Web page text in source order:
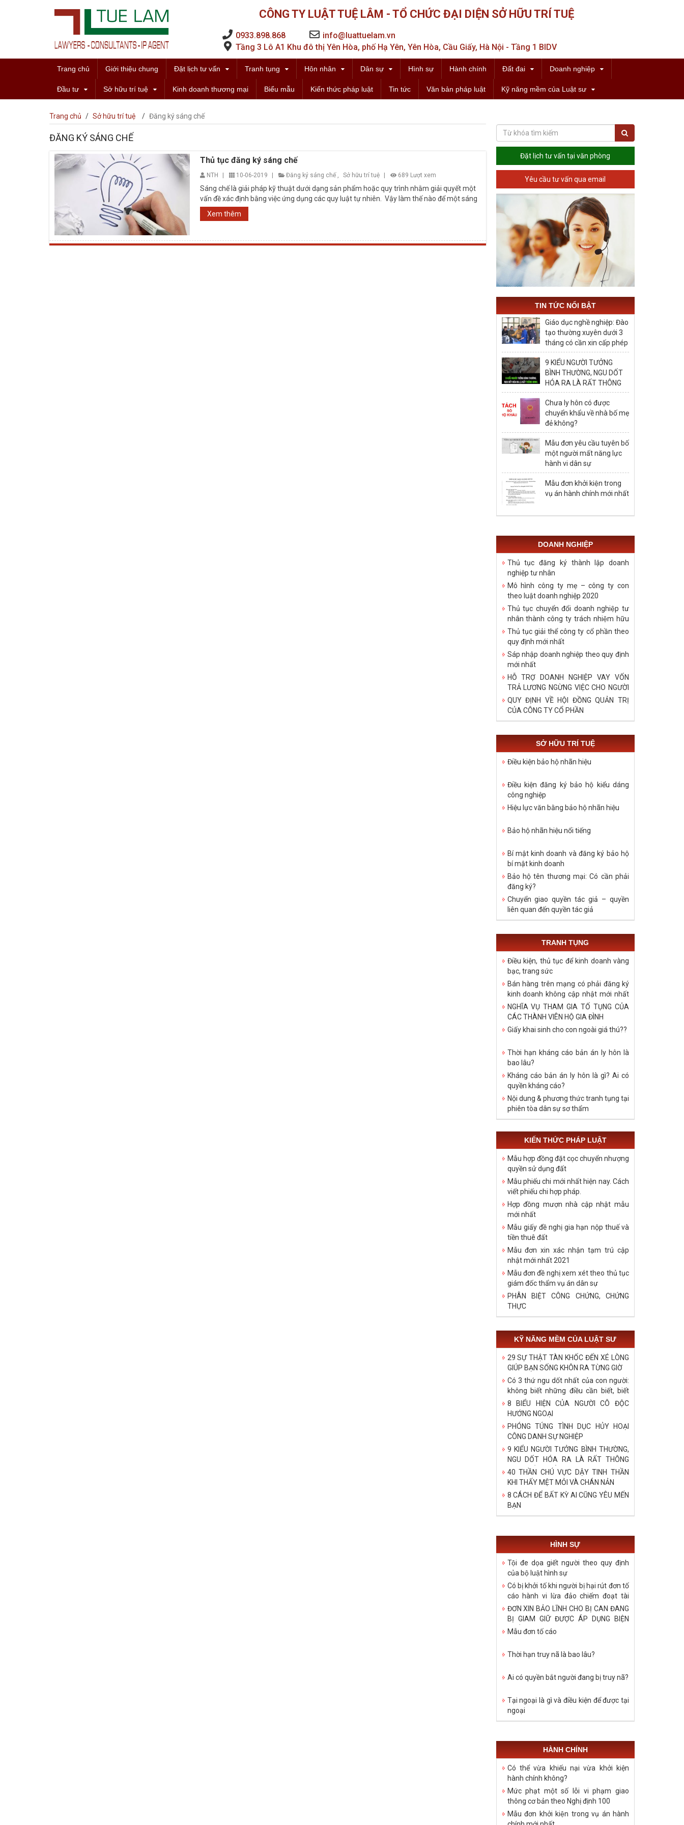
CÔNG TY LUẬT TUỆ LÂM - TỔ CHỨC ĐẠI DIỆN SỞ HỮU TRÍ TUỆ
0933.898.868
info@luattuelam.vn
Tầng 3 Lô A1 Khu đô thị Yên Hòa, phố Hạ Yên, Yên Hòa, Cầu Giấy, Hà Nội - Tầng 1 BIDV
Trang chủ Giới thiệu chung Đặt lịch tư vấn Tranh tụng Hôn nhân Dân sự Hình sự Hành chính Đất đai Doanh nghiệp
Đầu tư Sở hữu trí tuệ Kinh doanh thương mại Biểu mẫu Kiến thức pháp luật Tin tức Văn bản pháp luật Kỹ năng mềm của Luật sư
Trang chủ / Sở hữu trí tuệ / Đăng ký sáng chế
ĐĂNG KÝ SÁNG CHẾ
Thủ tục đăng ký sáng chế
NTH 10-06-2019 Đăng ký sáng chế , Sở hữu trí tuệ 689 Lượt xem
Sáng chế là giải pháp kỹ thuật dưới dạng sản phẩm hoặc quy trình nhằm giải quyết một
vấn đề xác định bằng việc ứng dụng các quy luật tự nhiên. Vậy làm thế nào để một sáng
chế được ...
Xem thêm
Đặt lịch tư vấn tại văn phòng
Yêu cầu tư vấn qua email
TIN TỨC NỔI BẬT
Giáo dục nghề nghiệp: Đào
tạo thường xuyên dưới 3
tháng có cần xin cấp phép
hay không?
9 KIỂU NGƯỜI TƯỞNG
BÌNH THƯỜNG, NGU DỐT
HÓA RA LÀ RẤT THÔNG
MINH, ĐÁNG ĐỂ HỌC TẬP
Chưa ly hôn có được
chuyển khẩu về nhà bố mẹ
đẻ không?
Mẫu đơn yêu cầu tuyên bố
một người mất năng lực
hành vi dân sự
Mẫu đơn khởi kiện trong
vụ án hành chính mới nhất
DOANH NGHIỆP
Thủ tục đăng ký thành lập doanh
nghiệp tư nhân
Mô hình công ty mẹ – công ty con
theo luật doanh nghiệp 2020
Thủ tục chuyển đổi doanh nghiệp tư
nhân thành công ty trách nhiệm hữu
hạn
Thủ tục giải thể công ty cổ phần theo
quy định mới nhất
Sáp nhập doanh nghiệp theo quy định
mới nhất
HỖ TRỢ DOANH NGHIỆP VAY VỐN
TRẢ LƯƠNG NGỪNG VIỆC CHO NGƯỜI
LAO ĐỘNG TRONG DỊCH COVID – 19
QUY ĐỊNH VỀ HỘI ĐỒNG QUẢN TRỊ
CỦA CÔNG TY CỔ PHẦN
SỞ HỮU TRÍ TUỆ
Điều kiện bảo hộ nhãn hiệu
Điều kiện đăng ký bảo hộ kiểu dáng
công nghiệp
Hiệu lực văn bằng bảo hộ nhãn hiệu
Bảo hộ nhãn hiệu nổi tiếng
Bí mật kinh doanh và đăng ký bảo hộ
bí mật kinh doanh
Bảo hộ tên thương mại: Có cần phải
đăng ký?
Chuyển giao quyền tác giả – quyền
liên quan đến quyền tác giả
TRANH TỤNG
Điều kiện, thủ tục để kinh doanh vàng
bạc, trang sức
Bán hàng trên mạng có phải đăng ký
kinh doanh không cập nhật mới nhất
năm 2021
NGHĨA VỤ THAM GIA TỐ TỤNG CỦA
CÁC THÀNH VIÊN HỘ GIA ĐÌNH
Giấy khai sinh cho con ngoài giá thú??
Thời hạn kháng cáo bản án ly hôn là
bao lâu?
Kháng cáo bản án ly hôn là gì? Ai có
quyền kháng cáo?
Nội dung & phương thức tranh tụng tại
phiên tòa dân sự sơ thẩm
KIẾN THỨC PHÁP LUẬT
Mẫu hợp đồng đặt cọc chuyển nhượng
quyền sử dụng đất
Mẫu phiếu chi mới nhất hiện nay. Cách
viết phiếu chi hợp pháp.
Hợp đồng mượn nhà cập nhật mẫu
mới nhất
Mẫu giấy đề nghị gia hạn nộp thuế và
tiền thuê đất
Mẫu đơn xin xác nhận tạm trú cập
nhật mới nhất 2021
Mẫu đơn đề nghị xem xét theo thủ tục
giám đốc thẩm vụ án dân sự
PHÂN BIỆT CÔNG CHỨNG, CHỨNG
THỰC
KỸ NĂNG MỀM CỦA LUẬT SƯ
29 SỰ THẬT TÀN KHỐC ĐẾN XÉ LÒNG
GIÚP BẠN SỐNG KHÔN RA TỪNG GIỜ
Có 3 thứ ngu dốt nhất của con người:
không biết những điều cần biết, biết
bậy những điều đã biết, biết những
điều không cần biết!
8 BIỂU HIỆN CỦA NGƯỜI CÔ ĐỘC
HƯỚNG NGOẠI
PHÓNG TÚNG TÌNH DỤC HỦY HOẠI
CÔNG DANH SỰ NGHIỆP
9 KIỂU NGƯỜI TƯỞNG BÌNH THƯỜNG,
NGU DỐT HÓA RA LÀ RẤT THÔNG
MINH, ĐÁNG ĐỂ HỌC TẬP
40 THẦN CHÚ VỰC DẬY TINH THẦN
KHI THẤY MỆT MỎI VÀ CHÁN NẢN
8 CÁCH ĐỂ BẤT KỲ AI CŨNG YÊU MẾN
BẠN
HÌNH SỰ
Tội đe dọa giết người theo quy định
của bộ luật hình sự
Có bị khởi tố khi người bị hại rút đơn tố
cáo hành vi lừa đảo chiếm đoạt tài
sản?
ĐƠN XIN BẢO LĨNH CHO BỊ CAN ĐANG
BỊ GIAM GIỮ ĐƯỢC ÁP DỤNG BIỆN
PHÁP TẠI NGOẠI
Mẫu đơn tố cáo
Thời hạn truy nã là bao lâu?
Ai có quyền bắt người đang bị truy nã?
Tại ngoại là gì và điều kiện để được tại
ngoại
HÀNH CHÍNH
Có thể vừa khiếu nại vừa khởi kiện
hành chính không?
Mức phạt một số lỗi vi phạm giao
thông cơ bản theo Nghị định 100
Mẫu đơn khởi kiện trong vụ án hành